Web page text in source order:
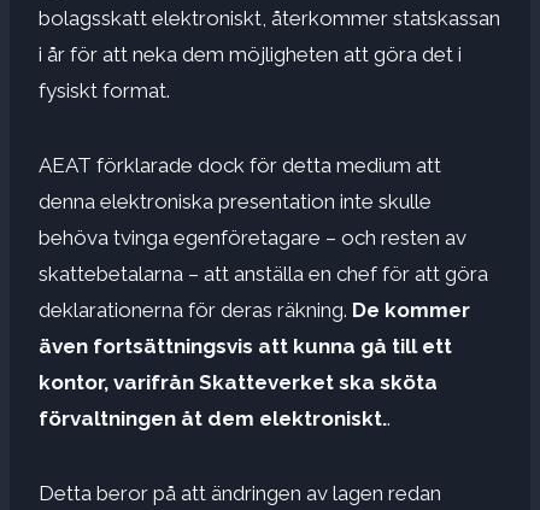
bolagsskatt elektroniskt, återkommer statskassan
i år för att neka dem möjligheten att göra det i
fysiskt format.
AEAT förklarade dock för detta medium att
denna elektroniska presentation inte skulle
behöva tvinga egenföretagare – och resten av
skattebetalarna – att anställa en chef för att göra
deklarationerna för deras räkning. De kommer
även fortsättningsvis att kunna gå till ett
kontor, varifrån Skatteverket ska sköta
förvaltningen åt dem elektroniskt..
Detta beror på att ändringen av lagen redan